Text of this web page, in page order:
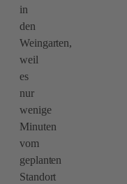
in
den
Weingarten,
weil
es
nur
wenige
Minuten
vom
geplanten
Standort